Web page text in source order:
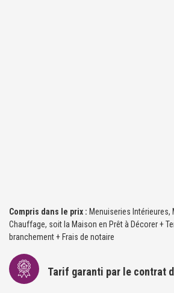
Compris dans le prix : Menuiseries Intérieures,
Chauffage, soit la Maison en Prêt à Décorer +
branchement + Frais de notaire
Tarif garanti par le contrat